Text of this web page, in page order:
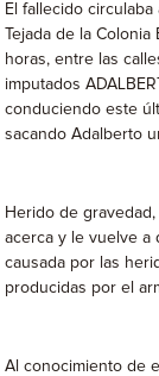
El fallecido
Tejada de la
horas, entre las
imputados
conduciendo este
sacando Adalberto
Herido de
acerca y le vuelve a
causada por las
producidas por el
Al conocimiento de